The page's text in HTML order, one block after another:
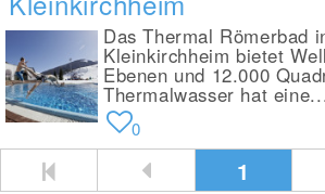
Das Thermal Römerbad
Kleinkirchheim bietet
Ebenen und 12.000
Thermalwasser hat
0
1